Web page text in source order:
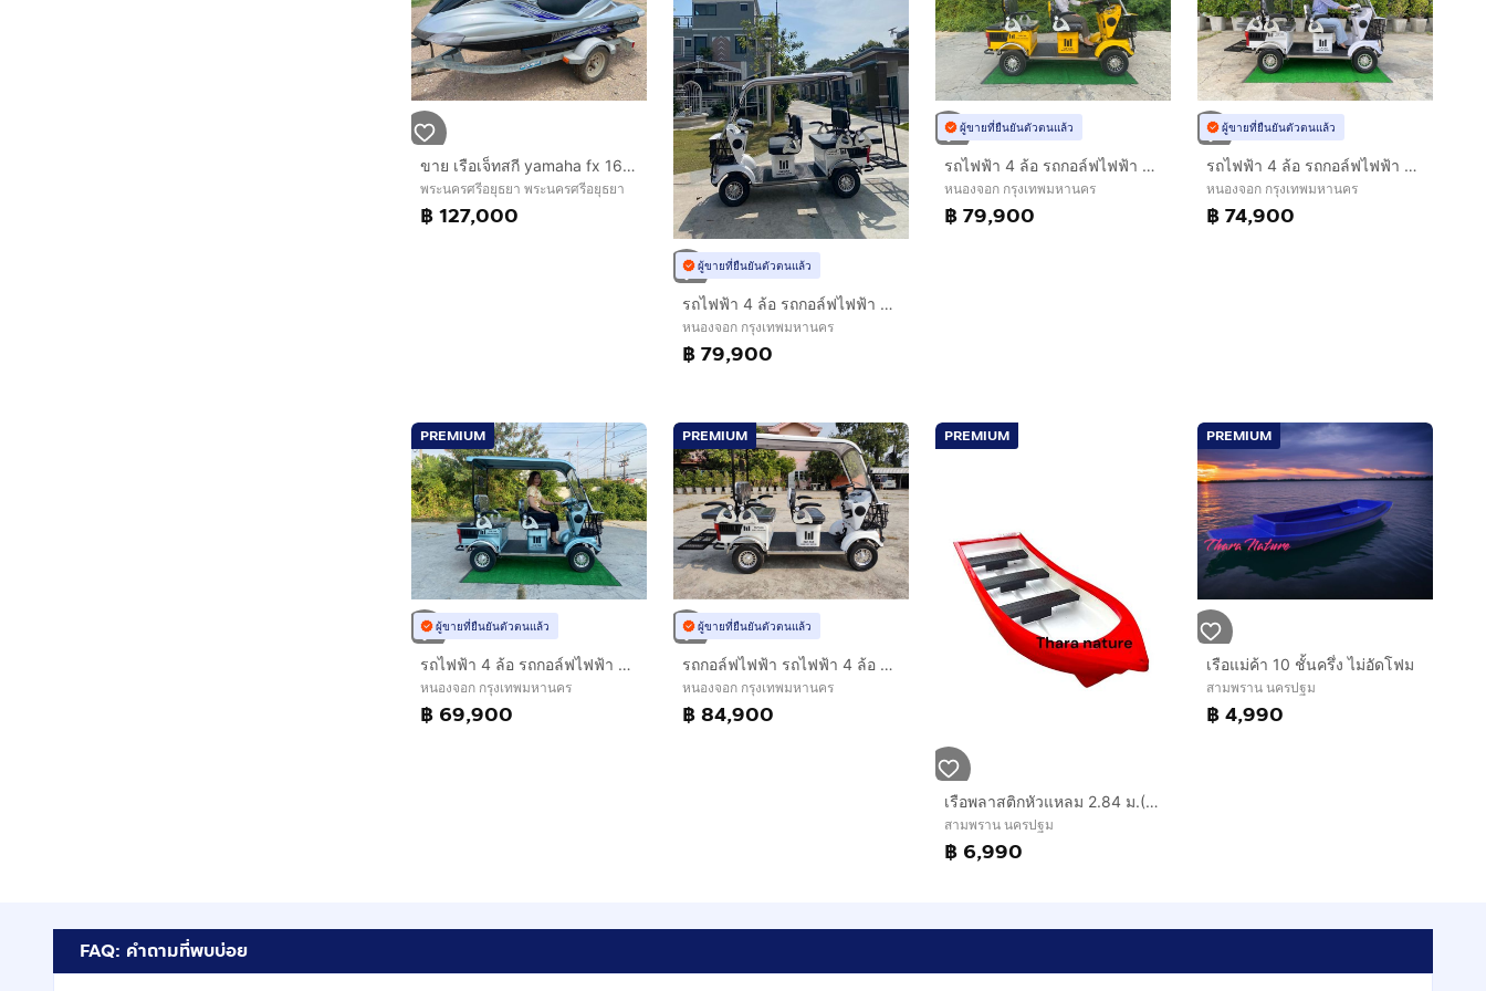
ขาย เรือเจ็ทสกี yamaha fx 160 สเป็กอเมริกา
พระนครศรีอยุธยา พระนครศรีอยุธยา
฿ 127,000
ผู้ขายที่ยืนยันตัวตนแล้ว
รถไฟฟ้า 4 ล้อ รถกอล์ฟไฟฟ้า 6 ที่นั่ง (ไซส์ใหญ่) รุ่น M-01B Big Plus ยี่ห้อ CLP CAR (รถไฟฟ้าพรีเมี่ยม)
หนองจอก กรุงเทพมหานคร
฿ 79,900
ผู้ขายที่ยืนยันตัวตนแล้ว
รถไฟฟ้า 4 ล้อ รถกอล์ฟไฟฟ้า 4 ที่นั่ง รุ่น M-04 ยี่ห้อ CLP CAR(รถไฟฟ้าพรีเมี่ยม)
หนองจอก กรุงเทพมหานคร
฿ 79,900
ผู้ขายที่ยืนยันตัวตนแล้ว
รถไฟฟ้า 4 ล้อ รถกอล์ฟไฟฟ้า 5-6 ที่นั่ง รุ่น M-01T (รถไฟฟ้าพรีเมี่ยม)
หนองจอก กรุงเทพมหานคร
฿ 74,900
PREMIUM
ผู้ขายที่ยืนยันตัวตนแล้ว
รถไฟฟ้า 4 ล้อ รถกอล์ฟไฟฟ้า รุ่น M-01 ยี่ห้อ CLP CAR (รถไฟฟ้าพรีเมี่ยม)
หนองจอก กรุงเทพมหานคร
฿ 69,900
PREMIUM
ผู้ขายที่ยืนยันตัวตนแล้ว
รถกอล์ฟไฟฟ้า รถไฟฟ้า 4 ล้อ 6 ที่นั่ง รุ่น M-04T ยี่ห้อ CLP CAR (รถไฟฟ้าพรีเมี่ยม)
หนองจอก กรุงเทพมหานคร
฿ 84,900
PREMIUM
เรือพลาสติกหัวแหลม 2.84 ม.(3 ที่นั่ง)
สามพราน นครปฐม
฿ 6,990
PREMIUM
เรือแม่ค้า 10 ชั้นครึ่ง ไม่อัดโฟม
สามพราน นครปฐม
฿ 4,990
FAQ: คำถามที่พบบ่อย